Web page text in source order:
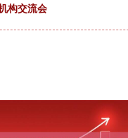
构交流会